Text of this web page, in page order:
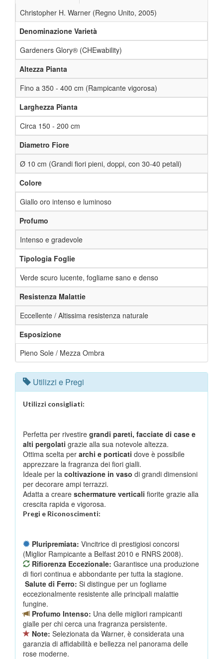
Christopher H. Warner (Regno Unito, 2005)
Denominazione Varietà
Gardeners Glory® (CHEwability)
Altezza Pianta
Fino a 350 - 400 cm (Rampicante vigorosa)
Larghezza Pianta
Circa 150 - 200 cm
Diametro Fiore
Ø 10 cm (Grandi fiori pieni, doppi, con 30-40 petali)
Colore
Giallo oro intenso e luminoso
Profumo
Intenso e gradevole
Tipologia Foglie
Verde scuro lucente, fogliame sano e denso
Resistenza Malattie
Eccellente / Altissima resistenza naturale
Esposizione
Pieno Sole / Mezza Ombra
Utilizzi e Pregi
Utilizzi consigliati:
Perfetta per rivestire grandi pareti, facciate di case e
alti pergolati grazie alla sua notevole altezza.
Ottima scelta per archi e porticati dove è possibile
apprezzare la fragranza dei fiori gialli.
Ideale per la coltivazione in vaso di grandi dimensioni
per decorare ampi terrazzi.
Adatta a creare schermature verticali fiorite grazie alla
crescita rapida e vigorosa.
Pregi e Riconoscimenti:
Pluripremiata: Vincitrice di prestigiosi concorsi
(Miglior Rampicante a Belfast 2010 e RNRS 2008).
Rifiorenza Eccezionale: Garantisce una produzione
di fiori continua e abbondante per tutta la stagione.
Salute di Ferro: Si distingue per un fogliame
eccezionalmente resistente alle principali malattie
fungine.
Profumo Intenso: Una delle migliori rampicanti
gialle per chi cerca una fragranza persistente.
Note: Selezionata da Warner, è considerata una
garanzia di affidabilità e bellezza nel panorama delle
rose moderne.